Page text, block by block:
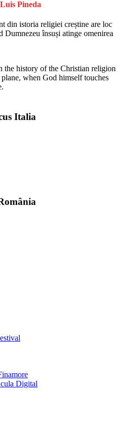
Pineda
din istoria religiei creștine are loc
însuși atinge omenirea
the history of the Christian religion
when God himself touches
Italia
Digital